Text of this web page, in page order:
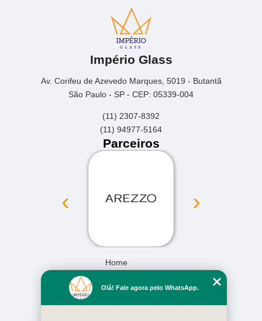
Império Glass
Av. Corifeu de Azevedo Marques, 5019 - Butantã
São Paulo - SP - CEP: 05339-004
(11) 2307-8392
(11) 94977-5164
Parceiros
‹ ›
Home
Missão
Olá! Fale agora pelo WhatsApp.